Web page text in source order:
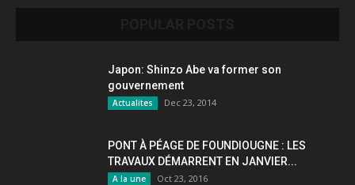
Japon: Shinzo Abe va former son
gouvernement
Actualites Dec 23, 2014
PONT À PÉAGE DE FOUNDIOUGNE : LES
TRAVAUX DÉMARRENT EN JANVIER...
A la une Oct 23, 2016